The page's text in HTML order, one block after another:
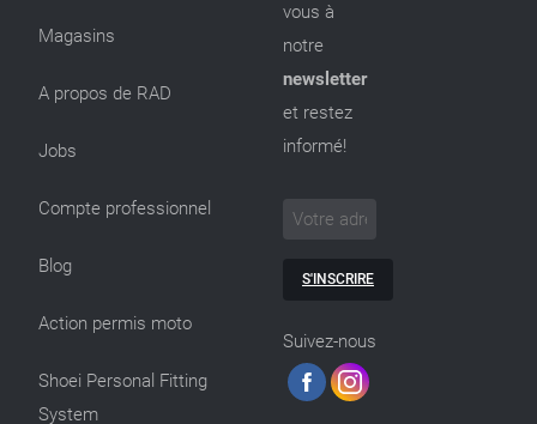
Magasins
A propos de RAD
Jobs
Compte professionnel
Blog
Action permis moto
Shoei Personal Fitting
System
vous à
notre
newsletter
et restez
informé!
S'INSCRIRE
Suivez-nous